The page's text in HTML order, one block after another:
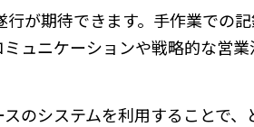
が期待できます。手作業での
ュニケーションや戦略的な営業
のシステムを利用することで、